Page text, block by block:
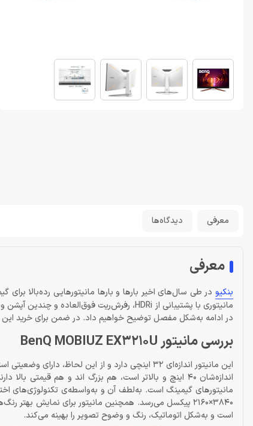
معرفی دیدگاه‌ها
معرفی
بنکیو
در ادامه به‌شکل مفصل توضیح خواهیم داد. در ضمن برای خرید این مانیتور 32 اینچی می‌توانید در همین صفحه روی «افزودن به سبد
بررسی مانیتور BenQ MOBIUZ EX3210U
مانیتورهای گیمینگ است. به‌لطف آن و به‌واسطه‌ی تکنولوژی‌های
است و به‌شکل اتوماتیک، رنگ و وضوح تصویر را بهینه می‌کند.